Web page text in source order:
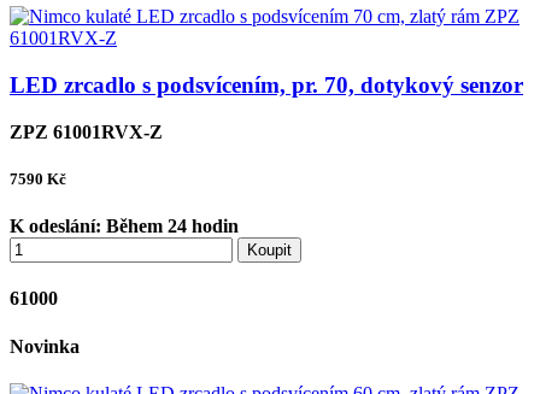
LED zrcadlo s podsvícením, pr. 70, dotykový senzor
ZPZ 61001RVX-Z
7590 Kč
K odeslání: Během 24 hodin
Koupit
61000
Novinka